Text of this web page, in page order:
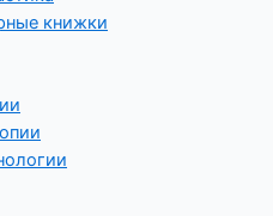
книжки